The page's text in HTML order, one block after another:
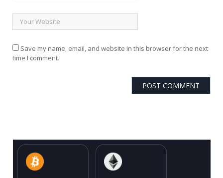
Save my name, email, and website in this browser for the next
time I comment.